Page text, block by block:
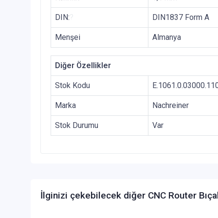
DIN: DIN1837 Form A
Menşei Almanya
Diğer Özellikler
Stok Kodu
Marka Nachreiner
Stok Durumu Var
İlginizi çekebilecek diğer CNC Router